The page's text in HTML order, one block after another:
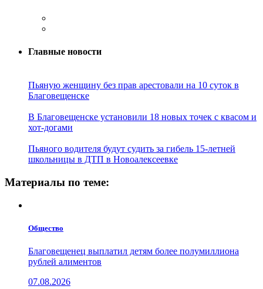
Главные новости
Пьяную женщину без прав арестовали на 10 суток в
Благовещенске
В Благовещенске установили 18 новых точек с квасом и
хот-догами
Пьяного водителя будут судить за гибель 15-летней
школьницы в ДТП в Новоалексеевке
Материалы по теме:
Общество
Благовещенец выплатил детям более полумиллиона
рублей алиментов
07.08.2026